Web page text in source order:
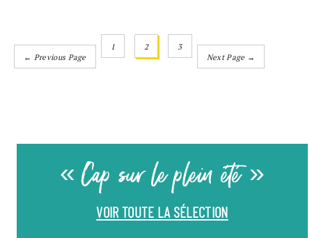
← Previous Page
1 2
3
Next Page →
« Cap sur le plein été »
VOIR TOUTE LA SÉLECTION